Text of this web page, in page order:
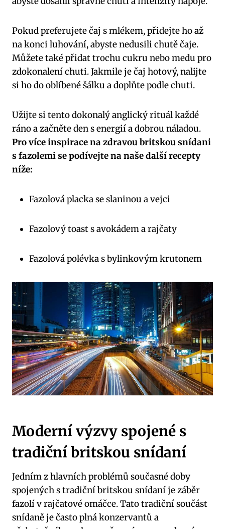
Pokud preferujete čaj s mlékem, přidejte ho až
na konci luhování, abyste nedusili chutě čaje.
Můžete také přidat trochu cukru nebo medu pro
zdokonalení chuti. Jakmile je čaj hotový, nalijte
si ho do oblíbené šálku a doplňte podle chuti.
Užijte si tento dokonalý anglický rituál každé
ráno a začněte den s energií a dobrou náladou.
Pro více inspirace na zdravou britskou snídani
s fazolemi se podívejte na naše další recepty
níže:
Fazolová placka se slaninou a vejci
Fazolový toast s avokádem a rajčaty
Fazolová polévka s bylinkovým krutonem
Moderní výzvy spojené s
tradiční britskou snídaní
Jedním z hlavních problémů současné doby
spojených s tradiční britskou snídaní je záběr
fazolí v rajčatové omáčce. Tato tradiční součást
snídaně je často plná konzervantů a